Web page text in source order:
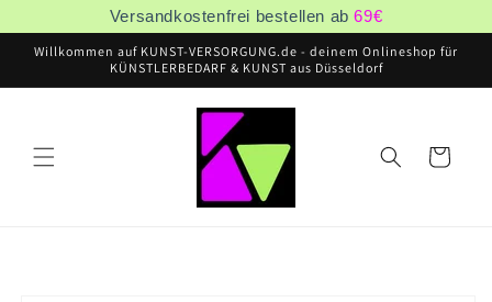
Versandkostenfrei bestellen ab69€
Inhalt
Willkommen auf KUNST-VERSORGUNG.de - deinem Onlineshop für
KÜNSTLERBEDARF & KUNST aus Düsseldorf
Warenkorb